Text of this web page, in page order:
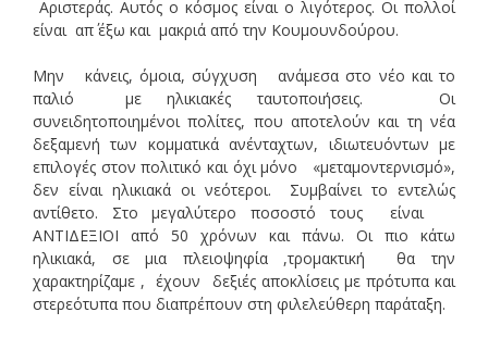
Αριστεράς. Αυτός ο κόσμος είναι ο λιγότερος. Οι πολλοί
είναι απ΄ έξω και μακριά από την Κουμουνδούρου.
Μην κάνεις, όμοια, σύγχυση ανάμεσα στο νέο και το
παλιό με ηλικιακές ταυτοποιήσεις. Οι
συνειδητοποιημένοι πολίτες, που αποτελούν και τη νέα
δεξαμενή των κομματικά ανένταχτων, ιδιωτευόντων με
επιλογές στον πολιτικό και όχι μόνο «μεταμοντερνισμό»,
δεν είναι ηλικιακά οι νεότεροι. Συμβαίνει το εντελώς
αντίθετο. Στο μεγαλύτερο ποσοστό τους είναι
ΑΝΤΙΔΕΞΙΟΙ από 50 χρόνων και πάνω. Οι πιο κάτω
ηλικιακά, σε μια πλειοψηφία ,τρομακτική θα την
χαρακτηρίζαμε , έχουν δεξιές αποκλίσεις με πρότυπα και
στερεότυπα που διαπρέπουν στη φιλελεύθερη παράταξη.